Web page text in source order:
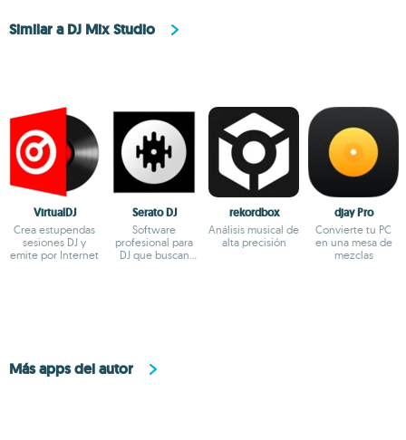
Similar a DJ Mix Studio
VirtualDJ
Crea estupendas
sesiones DJ y
emite por Internet
Serato DJ
Software
profesional para
DJ que buscan
rekordbox
Análisis musical de
alta precisión
djay Pro
Convierte tu PC
en una mesa de
mezclas
Más apps del autor